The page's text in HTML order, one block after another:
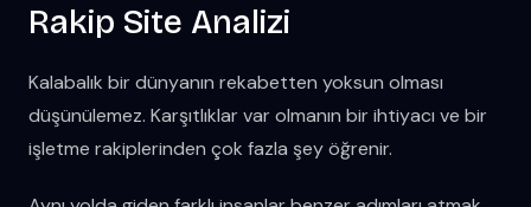
Rakip Site Analizi
Kalabalık bir dünyanın rekabetten yoksun olması
düşünülemez. Karşıtlıklar var olmanın bir ihtiyacı ve bir
işletme rakiplerinden çok fazla şey öğrenir.